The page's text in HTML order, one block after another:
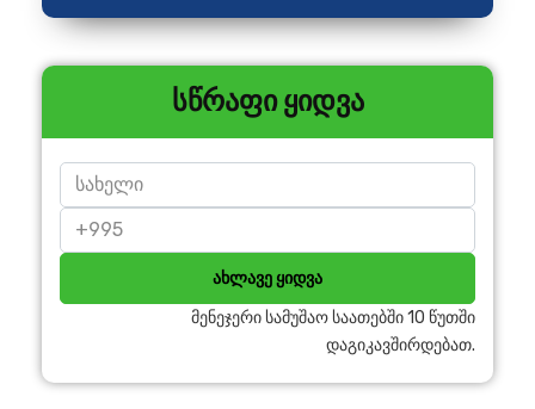
სწრაფი ყიდვა
ახლავე ყიდვა
მენეჯერი სამუშაო საათებში 10 წუთში
დაგიკავშირდებათ.